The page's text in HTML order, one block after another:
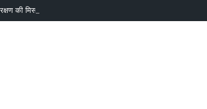
की मिसाल तक पहुंचा पाराडोल का बैगा पारा